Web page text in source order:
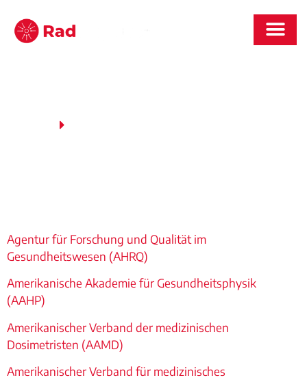
Agentur für Forschung und Qualität im
Gesundheitswesen (AHRQ)
Amerikanische Akademie für Gesundheitsphysik
(AAHP)
Amerikanischer Verband der medizinischen
Dosimetristen (AAMD)
Amerikanischer Verband für medizinisches